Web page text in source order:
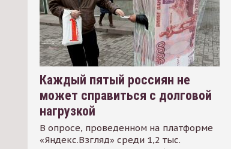
Каждый пятый россиян не
может справиться с долговой
нагрузкой
В опросе, проведенном на платформе
«Яндекс.Взгляд» среди 1,2 тыс.